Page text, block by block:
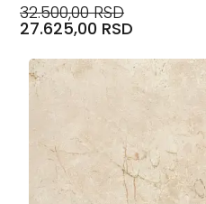
32.500,00 RSD
27.625,00 RSD